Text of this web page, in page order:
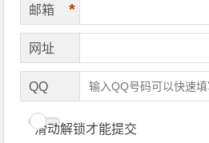
邮箱 *
网址
QQ
滑动解锁才能提交